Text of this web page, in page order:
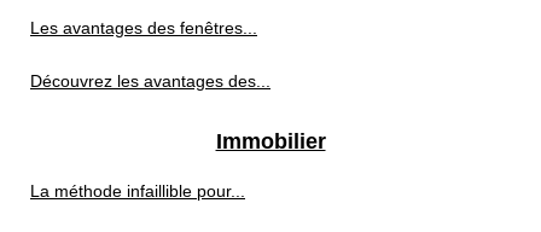
Les avantages des fenêtres...
Découvrez les avantages des...
Immobilier
La méthode infaillible pour...